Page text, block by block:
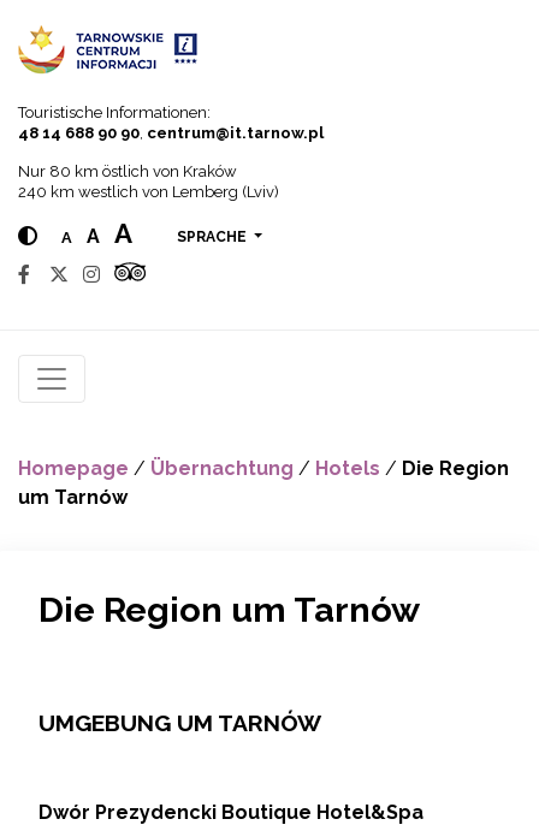
Touristische Informationen:
48 14 688 90 90 centrum@it.tarnow.pl
Nur 80 km östlich von Kraków
240 km westlich von Lemberg (Lviv)
A A A SPRACHE
Homepage / Übernachtung / Hotels / Die Region
um Tarnów
Die Region um Tarnów
UMGEBUNG UM TARNÓW
Dwór Prezydencki Boutique Hotel&Spa